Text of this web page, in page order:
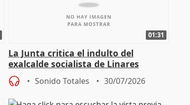
01:31
La Junta critica el indulto del
exalcalde socialista de Linares
"condenado por corrupción"
Sonido Totales 30/07/2026